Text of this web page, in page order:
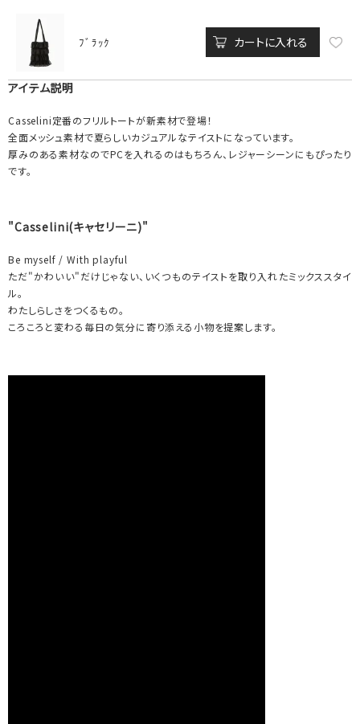
ﾌﾞﾗｯｸ カートに入れる
アイテム説明
Casselini定番のフリルトートが新素材で登場！
全面メッシュ素材で夏らしいカジュアルなテイストになっています。
厚みのある素材なのでPCを入れるのはもちろん、レジャーシーンにもぴったり
です。
"Casselini(キャセリーニ)"
Be myself / With playful
ただ"かわいい"だけじゃない、いくつものテイストを取り入れたミックススタイ
ル。
わたしらしさをつくるもの。
ころころと変わる毎日の気分に寄り添える小物を提案します。